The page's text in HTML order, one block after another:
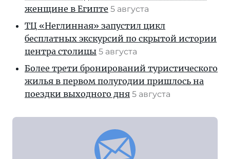
женщине в Египте 5 августа
ТЦ «Неглинная» запустил цикл
бесплатных экскурсий по скрытой истории
центра столицы 5 августа
Более трети бронирований туристического
жилья в первом полугодии пришлось на
поездки выходного дня 5 августа